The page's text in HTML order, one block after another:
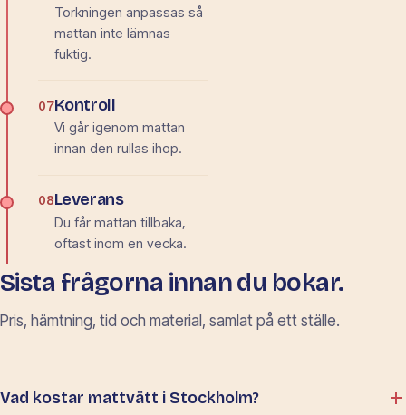
Torkningen anpassas så
mattan inte lämnas
fuktig.
07Kontroll
Vi går igenom mattan
innan den rullas ihop.
08Leverans
Du får mattan tillbaka,
oftast inom en vecka.
Sista frågorna innan du bokar.
Pris, hämtning, tid och material, samlat på ett ställe.
Vad kostar mattvätt i Stockholm?